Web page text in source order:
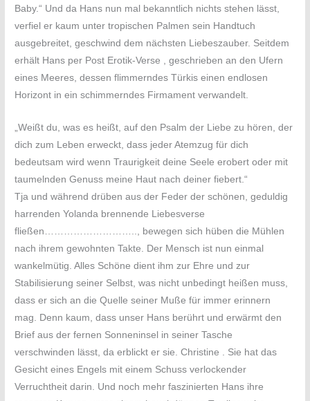
Baby.“ Und da Hans nun mal bekanntlich nichts stehen lässt,
verfiel er kaum unter tropischen Palmen sein Handtuch
ausgebreitet, geschwind dem nächsten Liebeszauber. Seitdem
erhält Hans per Post Erotik-Verse , geschrieben an den Ufern
eines Meeres, dessen flimmerndes Türkis einen endlosen
Horizont in ein schimmerndes Firmament verwandelt.
„Weißt du, was es heißt, auf den Psalm der Liebe zu hören, der
dich zum Leben erweckt, dass jeder Atemzug für dich
bedeutsam wird wenn Traurigkeit deine Seele erobert oder mit
taumelnden Genuss meine Haut nach deiner fiebert.“
Tja und während drüben aus der Feder der schönen, geduldig
harrenden Yolanda brennende Liebesverse
fließen……………………….., bewegen sich hüben die Mühlen
nach ihrem gewohnten Takte. Der Mensch ist nun einmal
wankelmütig. Alles Schöne dient ihm zur Ehre und zur
Stabilisierung seiner Selbst, was nicht unbedingt heißen muss,
dass er sich an die Quelle seiner Muße für immer erinnern
mag. Denn kaum, dass unser Hans berührt und erwärmt den
Brief aus der fernen Sonneninsel in seiner Tasche
verschwinden lässt, da erblickt er sie. Christine . Sie hat das
Gesicht eines Engels mit einem Schuss verlockender
Verruchtheit darin. Und noch mehr faszinierten Hans ihre